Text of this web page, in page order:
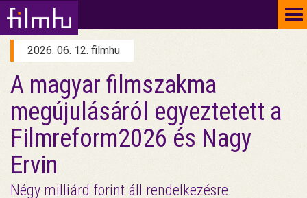
2026. 06. 12. filmhu
A magyar filmszakma
megújulásáról egyeztetett a
Filmreform2026 és Nagy
Ervin
Négy milliárd forint áll rendelkezésre